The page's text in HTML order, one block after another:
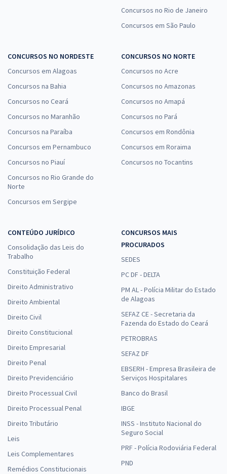
Concursos no Rio de Janeiro
Concursos em São Paulo
CONCURSOS NO NORDESTE
Concursos em Alagoas
Concursos na Bahia
Concursos no Ceará
Concursos no Maranhão
Concursos na Paraíba
Concursos em Pernambuco
Concursos no Piauí
Concursos no Rio Grande do
Norte
Concursos em Sergipe
CONCURSOS NO NORTE
Concursos no Acre
Concursos no Amazonas
Concursos no Amapá
Concursos no Pará
Concursos em Rondônia
Concursos em Roraima
Concursos no Tocantins
CONTEÚDO JURÍDICO
Consolidação das Leis do
Trabalho
Constituição Federal
Direito Administrativo
Direito Ambiental
Direito Civil
Direito Constitucional
Direito Empresarial
Direito Penal
Direito Previdenciário
Direito Processual Civil
Direito Processual Penal
Direito Tributário
Leis
Leis Complementares
Remédios Constitucionais
CONCURSOS MAIS
PROCURADOS
SEDES
PC DF - DELTA
PM AL - Polícia Militar do Estado
de Alagoas
SEFAZ CE - Secretaria da
Fazenda do Estado do Ceará
PETROBRAS
SEFAZ DF
EBSERH - Empresa Brasileira de
Serviços Hospitalares
Banco do Brasil
IBGE
INSS - Instituto Nacional do
Seguro Social
PRF - Polícia Rodoviária Federal
PND